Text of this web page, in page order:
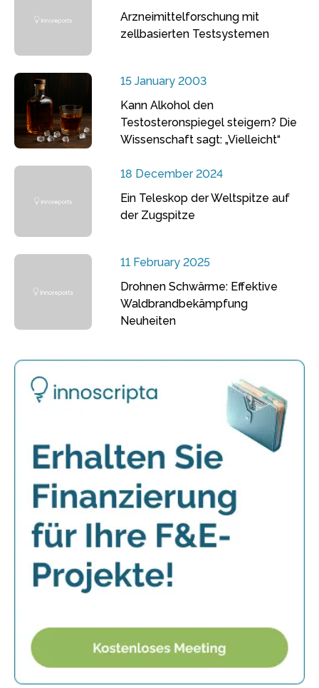
Arzneimittelforschung mit
zellbasierten Testsystemen
15 January 2003
Kann Alkohol den
Testosteronspiegel steigern? Die
Wissenschaft sagt: „Vielleicht“
18 December 2024
Ein Teleskop der Weltspitze auf
der Zugspitze
11 February 2025
Drohnen Schwärme: Effektive
Waldbrandbekämpfung
Neuheiten